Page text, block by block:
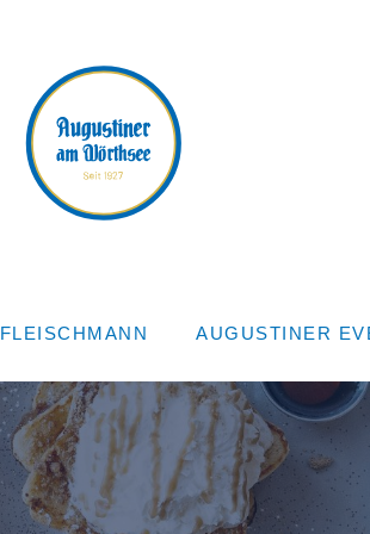
AUGUSTINER